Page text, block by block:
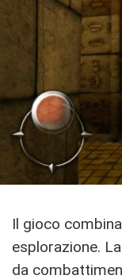
Il gioco
esplorazione.
da